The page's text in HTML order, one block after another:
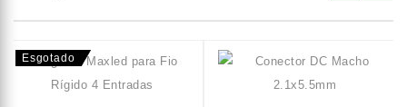
Esgotado